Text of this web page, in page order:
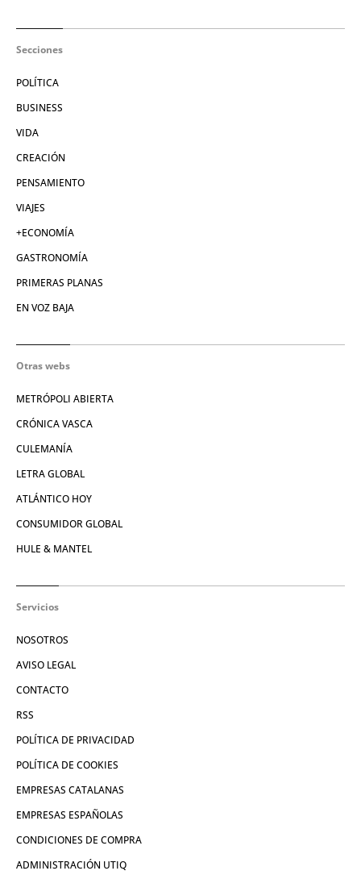
Secciones
POLÍTICA
BUSINESS
VIDA
CREACIÓN
PENSAMIENTO
VIAJES
+ECONOMÍA
GASTRONOMÍA
PRIMERAS PLANAS
EN VOZ BAJA
Otras webs
METRÓPOLI ABIERTA
CRÓNICA VASCA
CULEMANÍA
LETRA GLOBAL
ATLÁNTICO HOY
CONSUMIDOR GLOBAL
HULE & MANTEL
Servicios
NOSOTROS
AVISO LEGAL
CONTACTO
RSS
POLÍTICA DE PRIVACIDAD
POLÍTICA DE COOKIES
EMPRESAS CATALANAS
EMPRESAS ESPAÑOLAS
CONDICIONES DE COMPRA
ADMINISTRACIÓN UTIQ